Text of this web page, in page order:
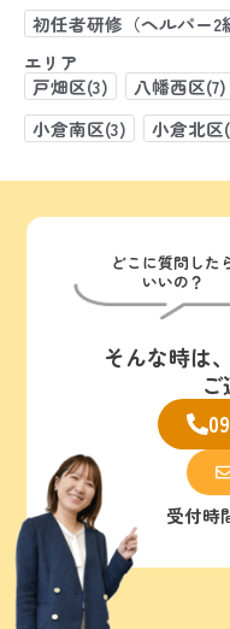
初任者研修（ヘルパー2
エリア
戸畑区(3)
八幡西区(7)
小倉南区(3)
小倉北区
どこに質問した
いいの？
そんな時は
受付